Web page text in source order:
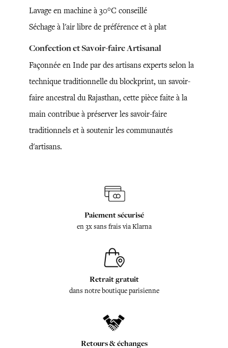
Lavage en machine à 30°C conseillé
Séchage à l'air libre de préférence et à plat
Confection et Savoir-faire Artisanal
Façonnée en Inde par des artisans experts selon la
technique traditionnelle du blockprint, un savoir-
faire ancestral du Rajasthan, cette pièce faite à la
main contribue à préserver les savoir-faire
traditionnels et à soutenir les communautés
d'artisans.
Paiement sécurisé
en 3x sans frais via Klarna
Retrait gratuit
dans notre boutique parisienne
Retours & échanges